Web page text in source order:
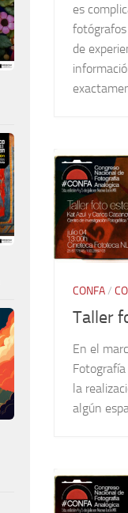
es
de
CONFA/
Taller
En el
la
algún